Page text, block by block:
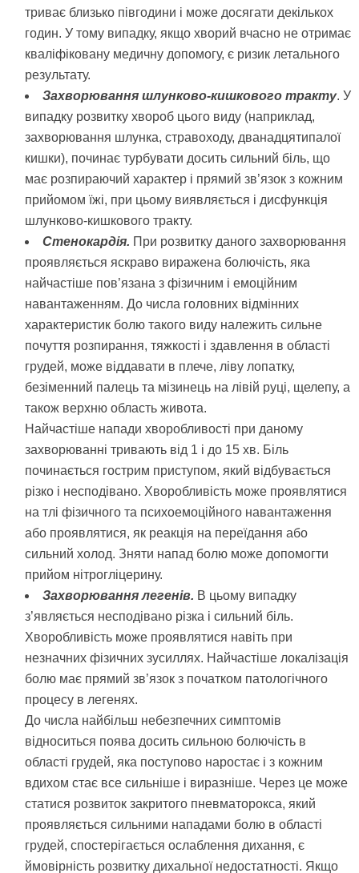
триває близько півгодини і може досягати декількох
годин. У тому випадку, якщо хворий вчасно не отримає
кваліфіковану медичну допомогу, є ризик летального
результату.
Захворювання шлунково-кишкового тракту. У
випадку розвитку хвороб цього виду (наприклад,
захворювання шлунка, стравоходу, дванадцятипалої
кишки), починає турбувати досить сильний біль, що
має розпираючий характер і прямий зв’язок з кожним
прийомом їжі, при цьому виявляється і дисфункція
шлунково-кишкового тракту.
Стенокардія. При розвитку даного захворювання
проявляється яскраво виражена болючість, яка
найчастіше пов’язана з фізичним і емоційним
навантаженням. До числа головних відмінних
характеристик болю такого виду належить сильне
почуття розпирання, тяжкості і здавлення в області
грудей, може віддавати в плече, ліву лопатку,
безіменний палець та мізинець на лівій руці, щелепу, а
також верхню область живота.
Найчастіше напади хворобливості при даному
захворюванні тривають від 1 і до 15 хв. Біль
починається гострим приступом, який відбувається
різко і несподівано. Хворобливість може проявлятися
на тлі фізичного та психоемоційного навантаження
або проявлятися, як реакція на переїдання або
сильний холод. Зняти напад болю може допомогти
прийом нітрогліцерину.
Захворювання легенів. В цьому випадку
з’являється несподівано різка і сильний біль.
Хворобливість може проявлятися навіть при
незначних фізичних зусиллях. Найчастіше локалізація
болю має прямий зв’язок з початком патологічного
процесу в легенях.
До числа найбільш небезпечних симптомів
відноситься поява досить сильною болючість в
області грудей, яка поступово наростає і з кожним
вдихом стає все сильніше і виразніше. Через це може
статися розвиток закритого пневматорокса, який
проявляється сильними нападами болю в області
грудей, спостерігається ослаблення дихання, є
ймовірність розвитку дихальної недостатності. Якщо